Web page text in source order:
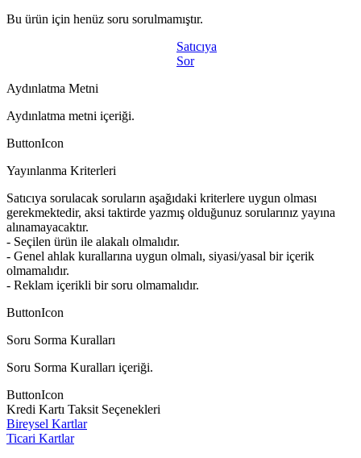
Bu ürün için henüz soru sorulmamıştır.
Satıcıya
Sor
Aydınlatma Metni
Aydınlatma metni içeriği.
ButtonIcon
Yayınlanma Kriterleri
Satıcıya sorulacak soruların aşağıdaki kriterlere uygun olması
gerekmektedir, aksi taktirde yazmış olduğunuz sorularınız yayına
alınamayacaktır.
- Seçilen ürün ile alakalı olmalıdır.
- Genel ahlak kurallarına uygun olmalı, siyasi/yasal bir içerik
olmamalıdır.
- Reklam içerikli bir soru olmamalıdır.
ButtonIcon
Soru Sorma Kuralları
Soru Sorma Kuralları içeriği.
ButtonIcon
Kredi Kartı Taksit Seçenekleri
Bireysel Kartlar
Ticari Kartlar